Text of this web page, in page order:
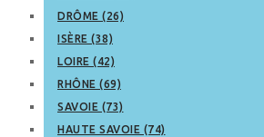
DRÔME (26)
ISÈRE (38)
LOIRE (42)
RHÔNE (69)
SAVOIE (73)
HAUTE SAVOIE (74)